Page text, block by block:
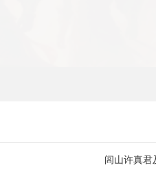
闾山许真